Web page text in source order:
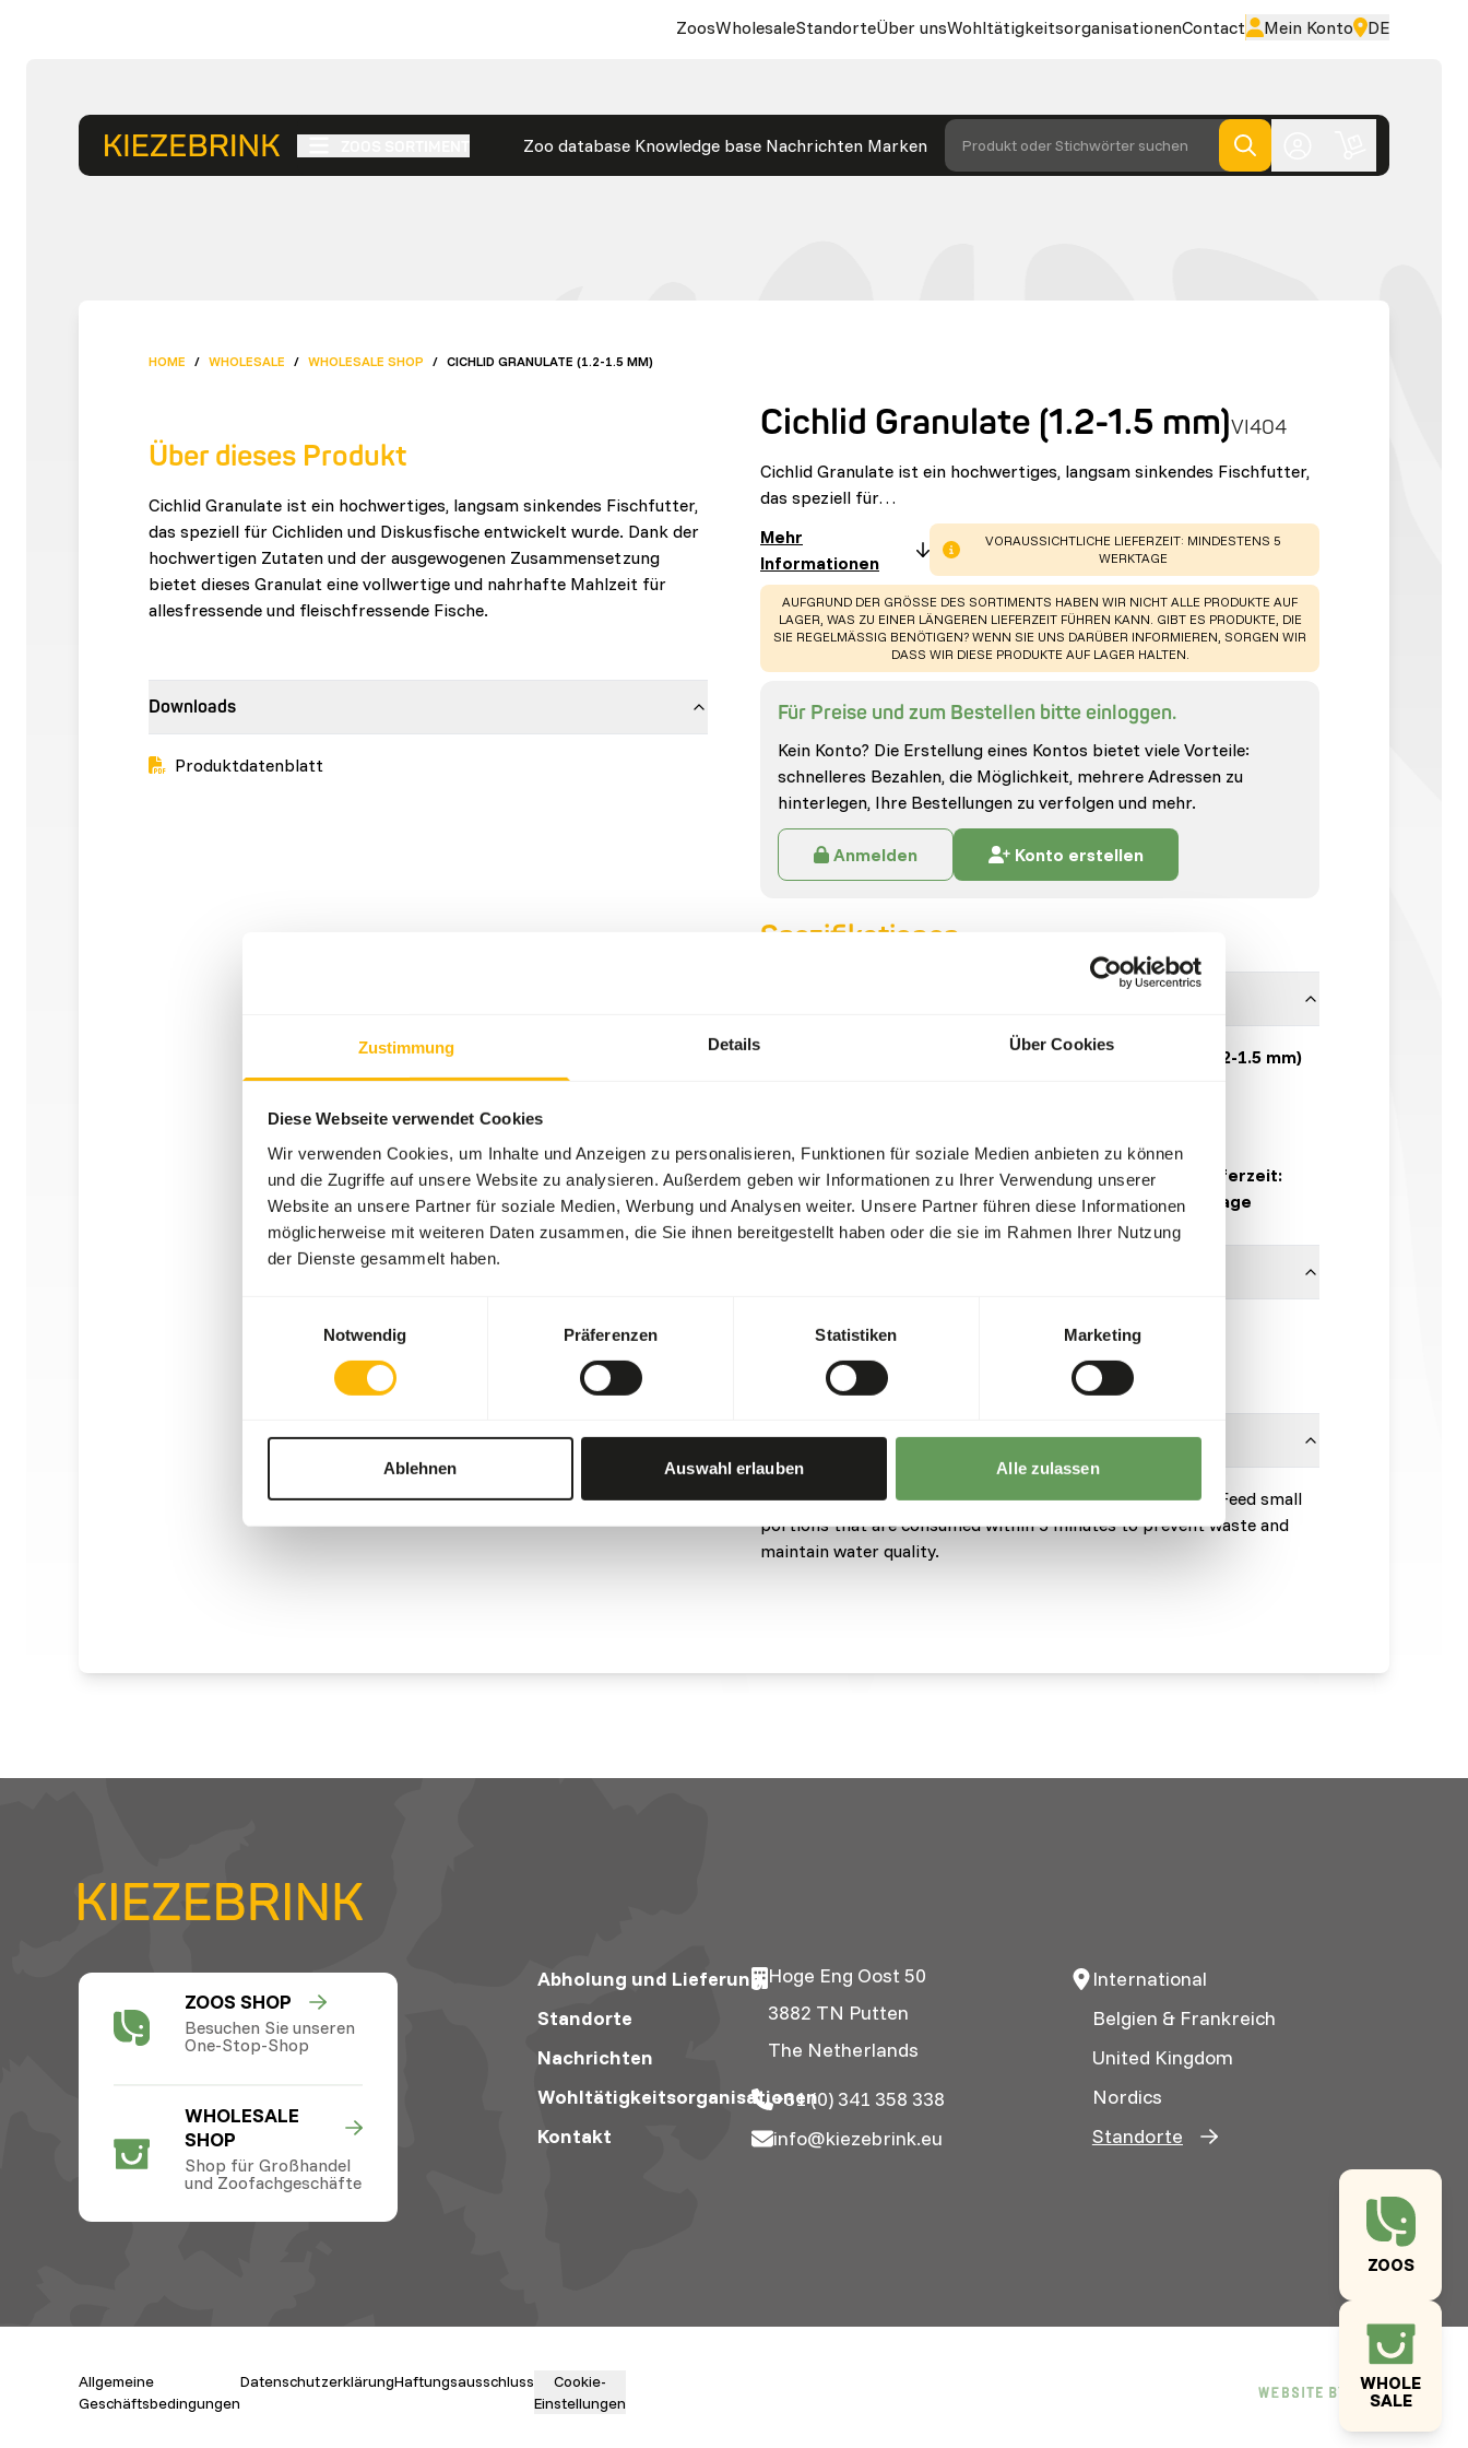
Zustimmung Details Über Cookies
Diese Webseite verwendet Cookies
Wir verwenden Cookies, um Inhalte und Anzeigen zu personalisieren, Funktionen für soziale Medien anbieten zu können
und die Zugriffe auf unsere Website zu analysieren. Außerdem geben wir Informationen zu Ihrer Verwendung unserer
Website an unsere Partner für soziale Medien, Werbung und Analysen weiter. Unsere Partner führen diese Informationen
möglicherweise mit weiteren Daten zusammen, die Sie ihnen bereitgestellt haben oder die sie im Rahmen Ihrer Nutzung
der Dienste gesammelt haben.
Notwendig
Präferenzen Statistiken Marketing
Ablehnen Auswahl erlauben Alle zulassen
ZoosWholesaleStandorteÜber unsWohltätigkeitsorganisationenContact Mein Konto DE
Zoo database Knowledge base Nachrichten Marken Produkt oder Stichwörter suchen
ZOOS
WHOLE
SALE
HOME / WHOLESALE / WHOLESALE SHOP / CICHLID GRANULATE (1.2-1.5 MM)
Über dieses Produkt
Cichlid Granulate ist ein hochwertiges, langsam sinkendes Fischfutter,
das speziell für Cichliden und Diskusfische entwickelt wurde. Dank der
hochwertigen Zutaten und der ausgewogenen Zusammensetzung
bietet dieses Granulat eine vollwertige und nahrhafte Mahlzeit für
allesfressende und fleischfressende Fische.
Downloads
Produktdatenblatt
Cichlid Granulate (1.2-1.5 mm)VI404
Cichlid Granulate ist ein hochwertiges, langsam sinkendes Fischfutter,
das speziell für…
Mehr
Informationen
WARNING:
VORAUSSICHTLICHE LIEFERZEIT: MINDESTENS 5
WERKTAGE
WARNING:
AUFGRUND DER GRÖSSE DES SORTIMENTS HABEN WIR NICHT ALLE PRODUKTE AUF
LAGER, WAS ZU EINER LÄNGEREN LIEFERZEIT FÜHREN KANN. GIBT ES PRODUKTE, DIE S
IE REGELMÄSSIG BENÖTIGEN? WENN SIE UNS DARÜBER INFORMIEREN, SORGEN WIR D
ASS WIR DIESE PRODUKTE AUF LAGER HALTEN.
Für Preise und zum Bestellen bitte einloggen.
Kein Konto? Die Erstellung eines Kontos bietet viele Vorteile:
schnelleres Bezahlen, die Möglichkeit, mehrere Adressen zu
hinterlegen, Ihre Bestellungen zu verfolgen und mehr.
Anmelden Konto erstellen
Spezifikationen
Cichlid Granulate (1.2-1.5 mm)
Bestandsstatus
Voraussichtliche Lieferzeit:
mindestens 5 Werktage
1.2-1.5 mm
Vivani Fishfood
Ernährungsberatung
The granules sink slowly, allowing your fish to feed evenly. Feed small
portions that are consumed within 5 minutes to prevent waste and
maintain water quality.
ZOOS SHOP
Besuchen Sie unseren
One-Stop-Shop
WHOLESALE
SHOP
Shop für Großhandel
und Zoofachgeschäfte
Abholung und Lieferung
Standorte
Nachrichten
Wohltätigkeitsorganisationen
Kontakt
Hoge Eng Oost 50
3882 TN Putten
The Netherlands
+31 (0) 341 358 338
info@kiezebrink.eu
International
Belgien & Frankreich
United Kingdom
Nordics
Standorte
Allgemeine
Geschäftsbedingungen
DatenschutzerklärungHaftungsausschluss
Cookie-
Einstellungen